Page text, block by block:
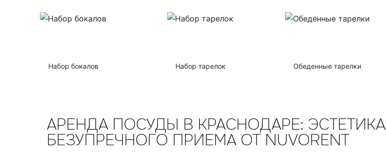
Набор бокалов Набор тарелок Обеденные тарелки
АРЕНДА ПОСУДЫ В КРАСНОДАРЕ: ЭСТЕТИКА
БЕЗУПРЕЧНОГО ПРИЕМА ОТ NUVORENT